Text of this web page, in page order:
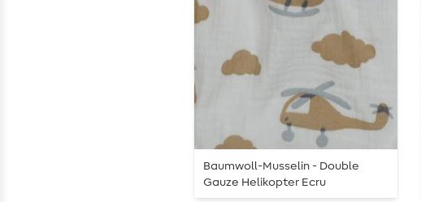
Baumwoll-Musselin - Double
Gauze Helikopter Ecru